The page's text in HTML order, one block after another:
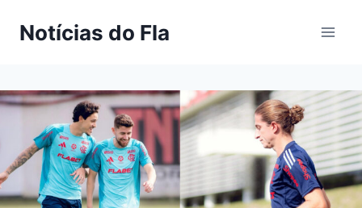
paraNotícias do Fla